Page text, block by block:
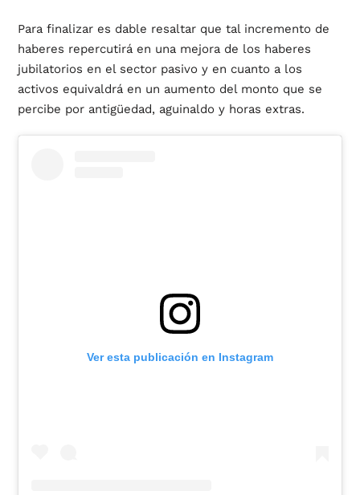
Para finalizar es dable resaltar que tal incremento de
haberes repercutirá en una mejora de los haberes
jubilatorios en el sector pasivo y en cuanto a los
activos equivaldrá en un aumento del monto que se
percibe por antigüedad, aguinaldo y horas extras.
Ver esta publicación en Instagram